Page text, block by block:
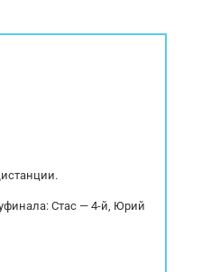
Колесная...
Стас — 4-й, Юрий